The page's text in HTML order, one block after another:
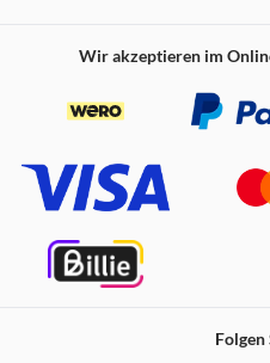
Wir akzeptieren im
Folgen